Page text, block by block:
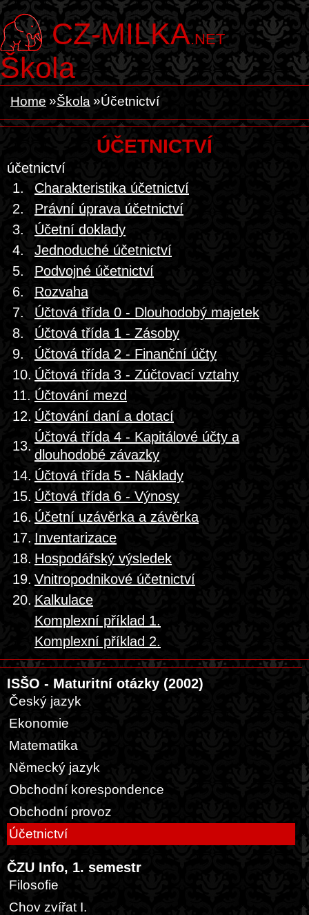
CZ-MILKA.NET
Škola
Home Škola Účetnictví
ÚČETNICTVÍ
účetnictví
1.
Charakteristika účetnictví
2.
Právní úprava účetnictví
3.
Účetní doklady
4.
Jednoduché účetnictví
5.
Podvojné účetnictví
6.
Rozvaha
7.
Účtová třída 0 - Dlouhodobý majetek
8.
Účtová třída 1 - Zásoby
9.
Účtová třída 2 - Finanční účty
10. Účtová třída 3 - Zúčtovací vztahy
11. Účtování mezd
12. Účtování daní a dotací
13.
Účtová třída 4 - Kapitálové účty a
dlouhodobé závazky
14. Účtová třída 5 - Náklady
15. Účtová třída 6 - Výnosy
16. Účetní uzávěrka a závěrka
17. Inventarizace
18. Hospodářský výsledek
19. Vnitropodnikové účetnictví
20. Kalkulace
Komplexní příklad 1.
Komplexní příklad 2.
ISŠO - Maturitní otázky (2002)
Český jazyk
Ekonomie
Matematika
Německý jazyk
Obchodní korespondence
Obchodní provoz
Účetnictví
ČZU Info, 1. semestr
Filosofie
Chov zvířat I.